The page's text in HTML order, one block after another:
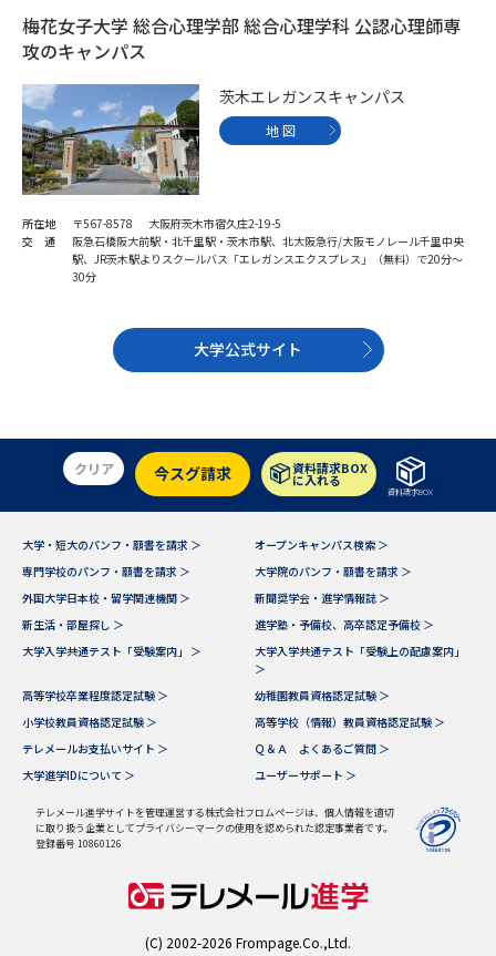
志望校・出願校を調べる
併願校選び 受験スケジュールを立てよう
先輩が入学を決めた理由
新生活お役立ちガイド
学問発見 学問検索
学問のミニ講義「夢ナビ講義」 学問分野解説
ユーザーサポート
Ｑ＆Ａ よくあるご質問 大学進学IDについて
資料の料金の
お支払いについて
お支払いサイト
個人情報取扱規定
特定商取引表記
テレメール進学カタログ
梅花女子大学 総合心理学部 総合心理学科 公認心理師専
攻のキャンパス
茨木エレガンスキャンパス
地 図
所在地
〒567-8578 大阪府茨木市宿久庄2-19-5
交 通
阪急石橋阪大前駅・北千里駅・茨木市駅、北大阪急行/大阪モノレール千里中央
駅、JR茨木駅よりスクールバス「エレガンスエクスプレス」（無料）で20分～
30分
大学公式サイト
クリア 今スグ請求 資料請求BOX
に入れる
資料請求BOX
大学・短大のパンフ・願書を請求 ＞
オープンキャンパス検索 ＞
専門学校のパンフ・願書を請求 ＞
大学院のパンフ・願書を請求 ＞
外国大学日本校・留学関連機関 ＞
新聞奨学会・進学情報誌 ＞
新生活・部屋探し ＞
進学塾・予備校、高卒認定予備校 ＞
大学入学共通テスト「受験案内」 ＞
大学入学共通テスト「受験上の配慮案内」
＞
高等学校卒業程度認定試験 ＞
幼稚園教員資格認定試験 ＞
小学校教員資格認定試験 ＞
高等学校（情報）教員資格認定試験 ＞
テレメールお支払いサイト ＞
Ｑ＆Ａ よくあるご質問 ＞
大学進学IDについて ＞
ユーザーサポート ＞
テレメール進学サイトを管理運営する株式会社フロムページは、個人情報を適切
に取り扱う企業としてプライバシーマークの使用を認められた認定事業者です。
登録番号 10860126
(C) 2002-2026 Frompage.Co.,Ltd.